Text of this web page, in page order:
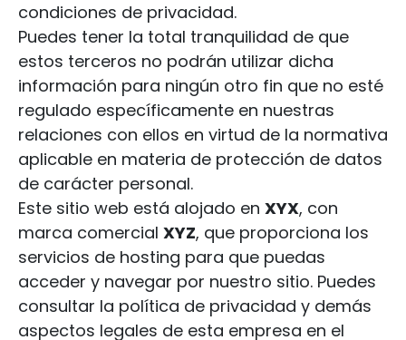
condiciones de privacidad.
Puedes tener la total tranquilidad de que
estos terceros no podrán utilizar dicha
información para ningún otro fin que no esté
regulado específicamente en nuestras
relaciones con ellos en virtud de la normativa
aplicable en materia de protección de datos
de carácter personal.
Este sitio web está alojado en XYX, con
marca comercial XYZ, que proporciona los
servicios de hosting para que puedas
acceder y navegar por nuestro sitio. Puedes
consultar la política de privacidad y demás
aspectos legales de esta empresa en el